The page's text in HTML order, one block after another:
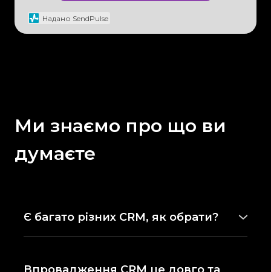
Надано SendPulse
Ми знаємо про що ви
думаєте
Є багато різних CRM, як обрати?
Впровадження CRM це довго та